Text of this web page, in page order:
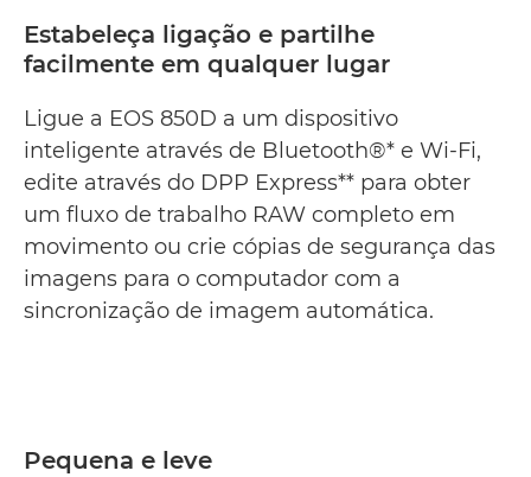
Estabeleça ligação e partilhe
facilmente em qualquer lugar
Ligue a EOS 850D a um dispositivo
inteligente através de Bluetooth®* e Wi-Fi,
edite através do DPP Express** para obter
um fluxo de trabalho RAW completo em
movimento ou crie cópias de segurança das
imagens para o computador com a
sincronização de imagem automática.
Pequena e leve